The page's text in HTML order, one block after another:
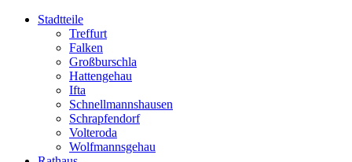
Stadtteile
Treffurt
Falken
Großburschla
Hattengehau
Ifta
Schnellmannshausen
Schrapfendorf
Volteroda
Wolfmannsgehau